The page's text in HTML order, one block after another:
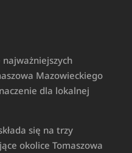
Mazowieckiego
dla lokalnej
się na trzy
okolice Tomaszowa